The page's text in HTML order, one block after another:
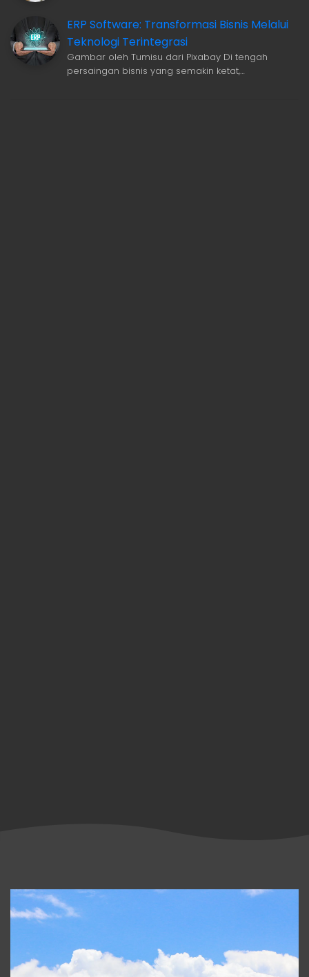
ERP Software: Transformasi Bisnis Melalui
Teknologi Terintegrasi
Gambar oleh Tumisu dari Pixabay Di tengah
persaingan bisnis yang semakin ketat,…